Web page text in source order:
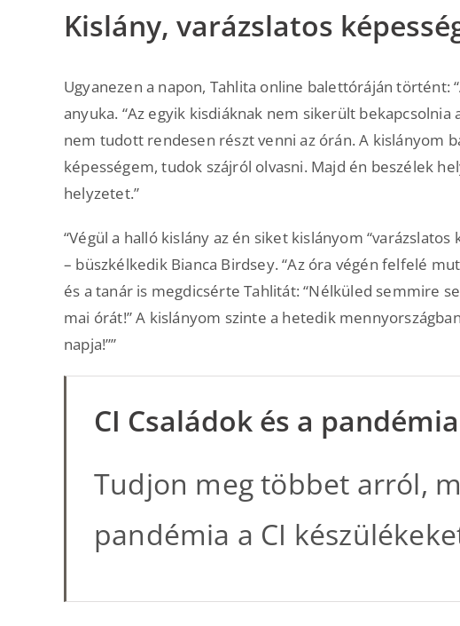
Kislány, varázslatos
Ugyanezen a napon, Tahlita online balettóráján történt:
anyuka. “Az egyik kisdiáknak nem sikerült
nem tudott rendesen részt venni az órán. A kislányom
képességem, tudok szájról olvasni. Majd én beszélek
helyzetet.”
“Végül a halló kislány az én siket kislányom
– büszkélkedik Bianca Birdsey. “Az óra végén felfelé
és a tanár is megdicsérte Tahlitát: “Nélküled semmire
mai órát!” A kislányom szinte a hetedik
napja!””
CI Családok és a pandémia
Tudjon meg többet arról,
pandémia a CI